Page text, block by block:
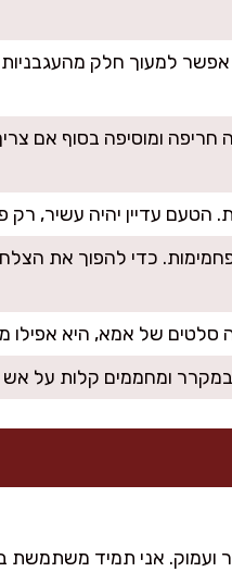
למעוך חלק
חריפה ומוסיפה בסוף אם
כדי להפוך את
ומחממים קלות על
ועמוק. אני תמיד